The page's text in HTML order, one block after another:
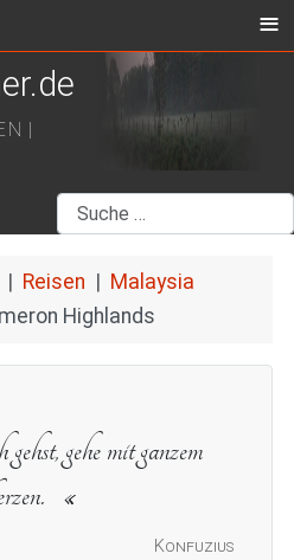
|
Suchen
Reisen
Malaysia
Highlands
Konfuzius
gehe mit ganzem
≡